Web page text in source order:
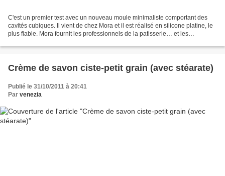
C'est un premier test avec un nouveau moule minimaliste comportant des
cavités cubiques. Il vient de chez Mora et il est réalisé en silicone platine, le
plus fiable. Mora fournit les professionnels de la patisserie… et les
Crème de savon ciste-petit grain (avec stéarate)
Publié le 31/10/2011 à 20:41
Par venezia